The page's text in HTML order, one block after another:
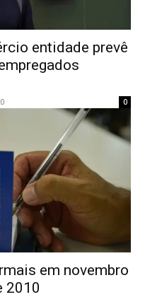
entidade prevê
0
em novembro
2010